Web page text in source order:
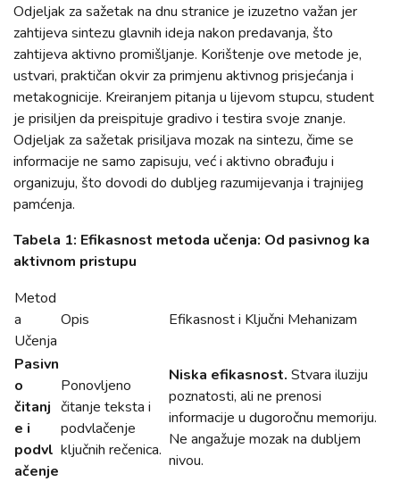
Odjeljak za sažetak na dnu stranice je izuzetno važan jer
zahtijeva sintezu glavnih ideja nakon predavanja, što
zahtijeva aktivno promišljanje. Korištenje ove metode je,
ustvari, praktičan okvir za primjenu aktivnog prisjećanja i
metakognicije. Kreiranjem pitanja u lijevom stupcu, student
je prisiljen da preispituje gradivo i testira svoje znanje.
Odjeljak za sažetak prisiljava mozak na sintezu, čime se
informacije ne samo zapisuju, već i aktivno obrađuju i
organizuju, što dovodi do dubljeg razumijevanja i trajnijeg
pamćenja.
Tabela 1: Efikasnost metoda učenja: Od pasivnog ka
aktivnom pristupu
Metod
a
Učenja
Opis Efikasnost i Ključni Mehanizam
Pasivn
o
čitanj
e i
podvl
ačenje
Ponovljeno
čitanje teksta i
podvlačenje
ključnih rečenica.
Niska efikasnost. Stvara iluziju
poznatosti, ali ne prenosi
informacije u dugoročnu memoriju.
Ne angažuje mozak na dubljem
nivou.